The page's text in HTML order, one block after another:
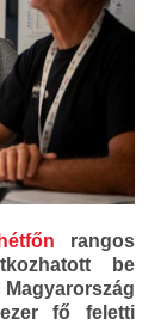
rangos
be
fő feletti